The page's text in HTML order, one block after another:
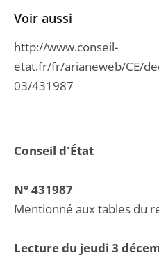
Conseil d'État
N° 431987
Mentionné aux tables du
Lecture du jeudi 3
Voir aussi
http://www.conseil-
etat.fr/fr/arianeweb/CE/
03/431987